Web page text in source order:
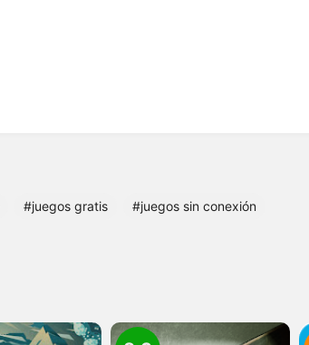
#juegos gratis #juegos sin conexión